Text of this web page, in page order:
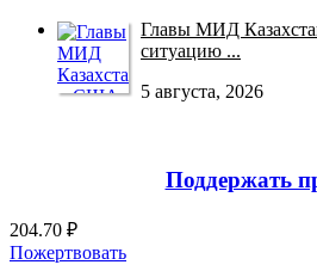
Главы МИД
ситуацию ...
5 августа, 2026
Поддержать
204.70 ₽
Пожертвовать